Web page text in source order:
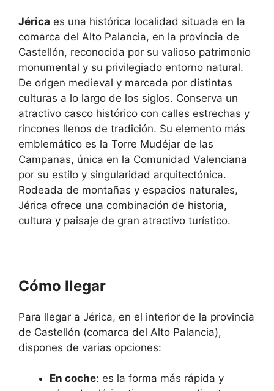
Jérica es una histórica localidad situada en la
comarca del Alto Palancia, en la provincia de
Castellón, reconocida por su valioso patrimonio
monumental y su privilegiado entorno natural.
De origen medieval y marcada por distintas
culturas a lo largo de los siglos. Conserva un
atractivo casco histórico con calles estrechas y
rincones llenos de tradición. Su elemento más
emblemático es la Torre Mudéjar de las
Campanas, única en la Comunidad Valenciana
por su estilo y singularidad arquitectónica.
Rodeada de montañas y espacios naturales,
Jérica ofrece una combinación de historia,
cultura y paisaje de gran atractivo turístico.
Cómo llegar
Para llegar a Jérica, en el interior de la provincia
de Castellón (comarca del Alto Palancia),
dispones de varias opciones:
En coche: es la forma más rápida y